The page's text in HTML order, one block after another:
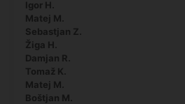
Igor H.
Matej M.
Sebastjan Z.
Žiga H.
Damjan R.
Tomaž K.
Matej M.
Boštjan M.